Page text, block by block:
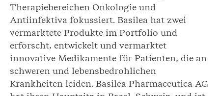
Therapiebereichen Onkologie und
Antiinfektiva fokussiert. Basilea hat zwei
vermarktete Produkte im Portfolio und
erforscht, entwickelt und vermarktet
innovative Medikamente für Patienten, die an
schweren und lebensbedrohlichen
Krankheiten leiden. Basilea Pharmaceutica AG